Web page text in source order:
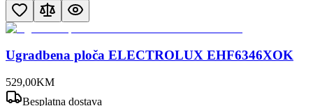
Ugradbena ploča ELECTROLUX EHF6346XOK
529,00KM
Besplatna dostava